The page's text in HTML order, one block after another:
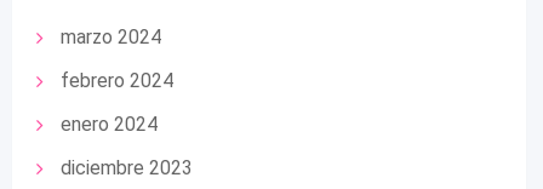
marzo 2024
febrero 2024
enero 2024
diciembre 2023